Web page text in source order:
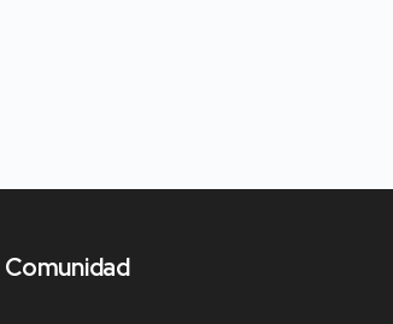
Comunidad